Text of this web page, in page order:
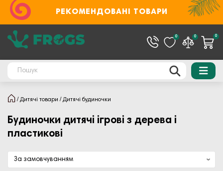
РЕКОМЕНДОВАНІ ТОВАРИ
0 0 0
Дитячі товари Дитячі будиночки
Будиночки дитячі ігрові з дерева і
пластикові